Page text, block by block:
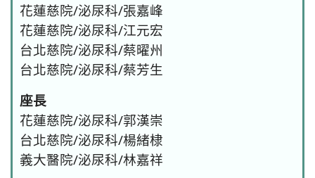
花蓮慈院/泌尿科/張嘉峰
花蓮慈院/泌尿科/江元宏
台北慈院/泌尿科/蔡曜州
台北慈院/泌尿科/蔡芳生
座長
花蓮慈院/泌尿科/郭漢崇
台北慈院/泌尿科/楊緒棣
義大醫院/泌尿科/林嘉祥